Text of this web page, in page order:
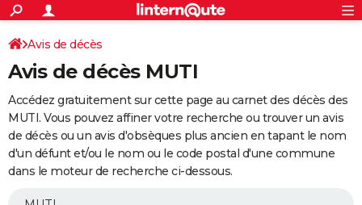
ACTUALITÉS
Politique
Société
Faits Divers
Education
Monde
Villes
+
SPORT
Coupe du monde 2026
Football
Tennis
Cyclisme
Rugby
Forum
Programme TV
TNTStreaming
Cinéma
Sorties cinéma
Musique
+
FINANCE
Retraite
Impôts
Epargne
Immobilier
Risques naturels par ville
Banque
Assurance
Crédit
AUTO
Essais
Réserver un essai
Citadines
Berlines
SUV
Forum auto
+
Avis de décès
Avis de décès MUTI
Accédez gratuitement sur cette page au carnet des décès des
MUTI. Vous pouvez affiner votre recherche ou trouver un avis
de décès ou un avis d'obsèques plus ancien en tapant le nom
d'un défunt et/ou le nom ou le code postal d'une commune
dans le moteur de recherche ci-dessous.